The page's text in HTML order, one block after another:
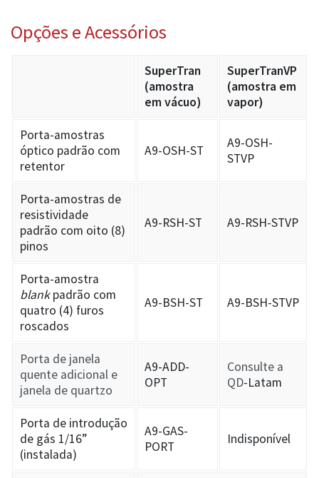
Opções e Acessórios
SuperTran
(amostra
em vácuo)
SuperTranVP
(amostra em
vapor)
Porta-amostras
óptico padrão com
retentor
A9-OSH-ST
A9-OSH-
STVP
Porta-amostras de
resistividade
padrão com oito (8)
pinos
A9-RSH-ST A9-RSH-STVP
Porta-amostra
blankpadrão com
quatro (4) furos
roscados
A9-BSH-ST A9-BSH-STVP
Porta de janela
quente adicional e
janela de quartzo
A9-ADD-
OPT
Consulte a
QD-Latam
Porta de introdução
de gás 1/16”
(instalada)
A9-GAS-
PORT
Indisponível